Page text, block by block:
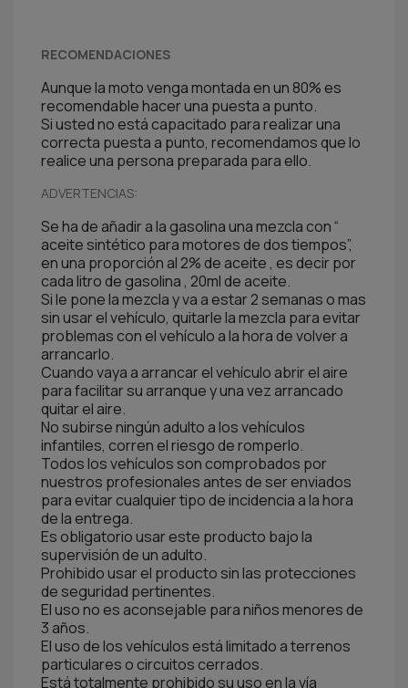
RECOMENDACIONES
Aunque la moto venga montada en un 80% es
recomendable hacer una puesta a punto.
Si usted no está capacitado para realizar una
correcta puesta a punto, recomendamos que lo
realice una persona preparada para ello.
ADVERTENCIAS:
Se ha de añadir a la gasolina una mezcla con “
aceite sintético para motores de dos tiempos”,
en una proporción al 2% de aceite , es decir por
cada litro de gasolina , 20ml de aceite.
Si le pone la mezcla y va a estar 2 semanas o mas
sin usar el vehículo, quitarle la mezcla para evitar
problemas con el vehículo a la hora de volver a
arrancarlo.
Cuando vaya a arrancar el vehículo abrir el aire
para facilitar su arranque y una vez arrancado
quitar el aire.
No subirse ningún adulto a los vehículos
infantiles, corren el riesgo de romperlo.
Todos los vehículos son comprobados por
nuestros profesionales antes de ser enviados
para evitar cualquier tipo de incidencia a la hora
de la entrega.
Es obligatorio usar este producto bajo la
supervisión de un adulto.
Prohibido usar el producto sin las protecciones
de seguridad pertinentes.
El uso no es aconsejable para niños menores de
3 años.
El uso de los vehículos está limitado a terrenos
particulares o circuitos cerrados.
Está totalmente prohibido su uso en la vía